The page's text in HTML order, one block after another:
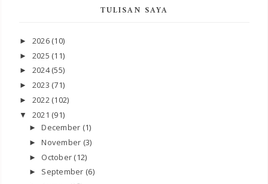
TULISAN SAYA
► 2026 (10)
► 2025 (11)
► 2024(55)
► 2023 (71)
► 2022 (102)
▼ 2021 (91)
►December (1)
►November (3)
► October (12)
► September (6)